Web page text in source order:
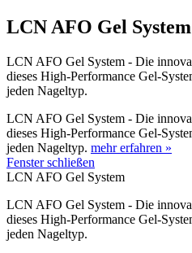
LCN AFO Gel System
LCN AFO Gel System - Die
dieses High-Performance Gel-
jeden Nageltyp.
LCN AFO Gel System - Die
dieses High-Performance Gel-
jeden Nageltyp. mehr erfahren »
Fenster schließen
LCN AFO Gel System
LCN AFO Gel System - Die
dieses High-Performance Gel-
jeden Nageltyp.